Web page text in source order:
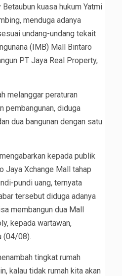
kuasa hukum Yatmi
menduga adanya
undang-undang tekait
(IMB) Mall Bintaro
PT Jaya Real Property,
melanggar peraturan
pembangunan, diduga
dua bangunan dengan satu
kepada publik
Jaya Xchange Mall tahap
pundi uang, ternyata
tersebut diduga adanya
membangun dua Mall
kepada wartawan,
(04/08).
tingkat rumah
kalau tidak rumah kita akan